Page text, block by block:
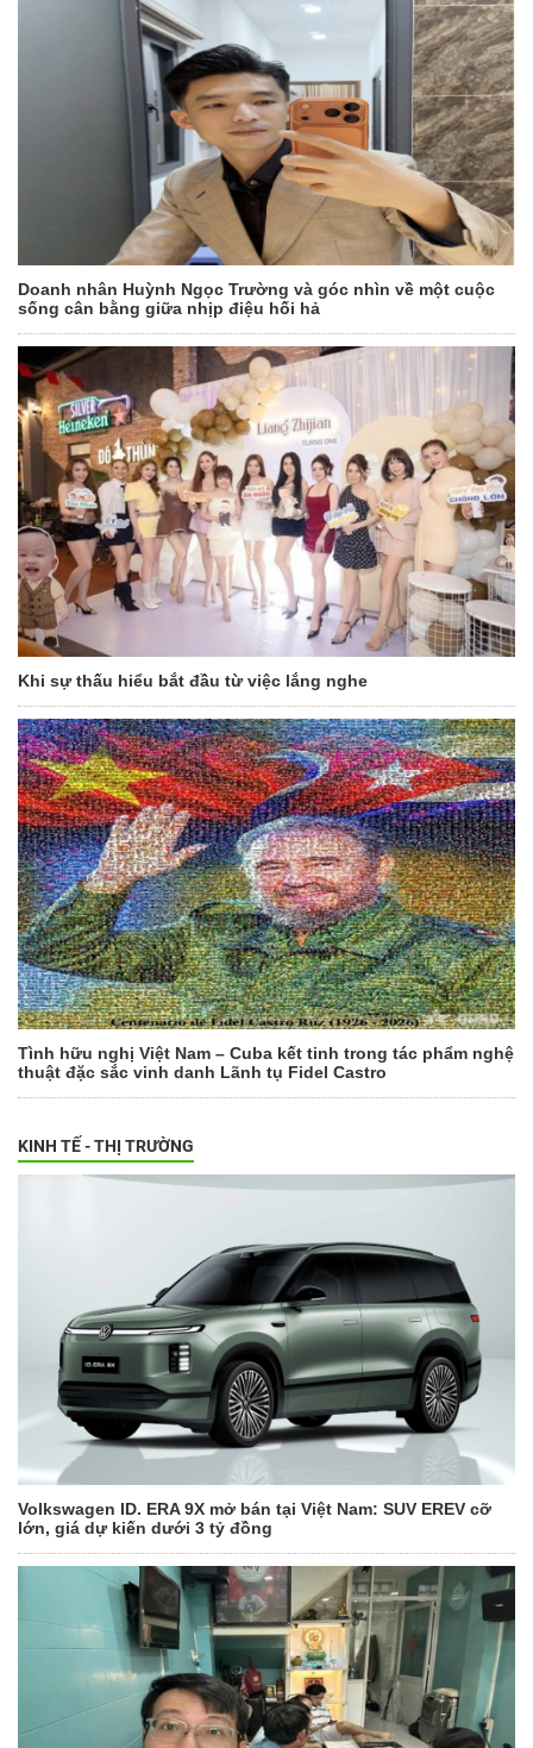
Doanh nhân Huỳnh Ngọc Trường và góc nhìn về một cuộc
sống cân bằng giữa nhịp điệu hối hả
Khi sự thấu hiểu bắt đầu từ việc lắng nghe
Tình hữu nghị Việt Nam – Cuba kết tinh trong tác phẩm nghệ
thuật đặc sắc vinh danh Lãnh tụ Fidel Castro
KINH TẾ - THỊ TRƯỜNG
Volkswagen ID. ERA 9X mở bán tại Việt Nam: SUV EREV cỡ
lớn, giá dự kiến dưới 3 tỷ đồng